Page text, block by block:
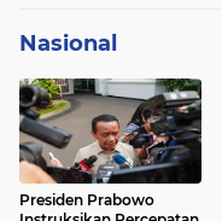
Nasional
Presiden Prabowo